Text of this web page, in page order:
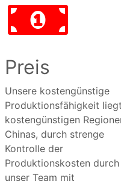
Preis
Unsere kostengünstige
Produktionsfähigkeit
kostengünstigen
Chinas, durch strenge
Kontrolle der
Produktionskosten durch
unser Team mit